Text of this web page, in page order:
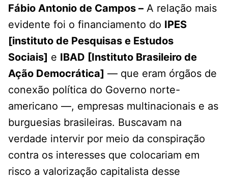
Fábio Antonio de Campos – A relação mais
evidente foi o financiamento do IPES
[instituto de Pesquisas e Estudos
Sociais] e IBAD [Instituto Brasileiro de
Ação Democrática] — que eram órgãos de
conexão política do Governo norte-
americano —, empresas multinacionais e as
burguesias brasileiras. Buscavam na
verdade intervir por meio da conspiração
contra os interesses que colocariam em
risco a valorização capitalista desse